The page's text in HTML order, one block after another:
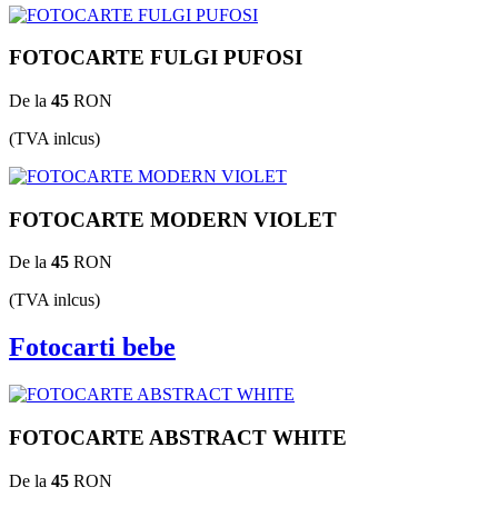
FOTOCARTE FULGI PUFOSI
De la 45 RON
(TVA inlcus)
FOTOCARTE MODERN VIOLET
De la 45 RON
(TVA inlcus)
Fotocarti bebe
FOTOCARTE ABSTRACT WHITE
De la 45 RON